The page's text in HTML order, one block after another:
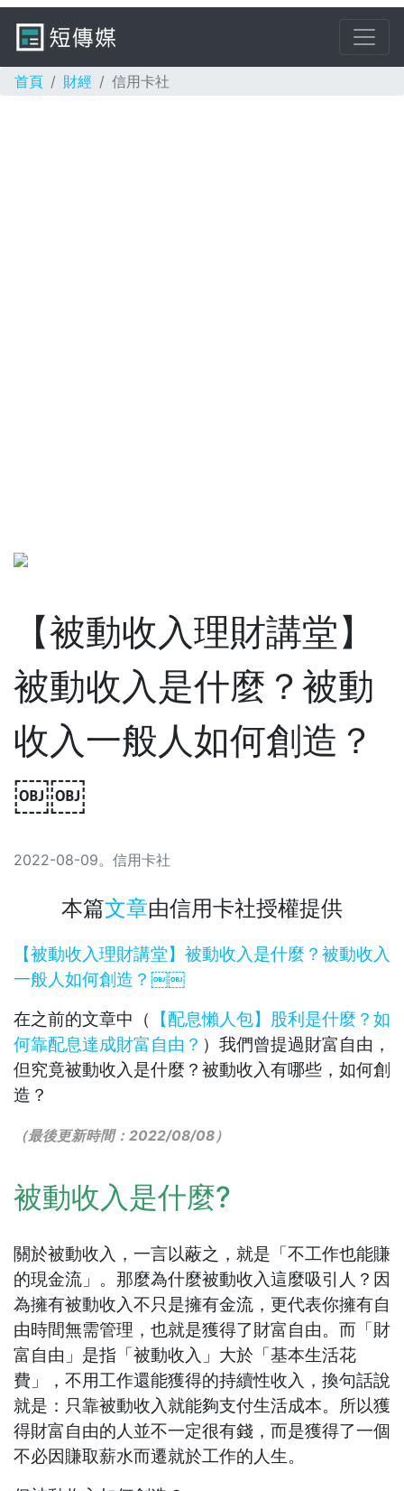
首頁 財經 信用卡社
【被動收入理財講堂】
被動收入是什麼？被動
收入一般人如何創造？
￼￼
2022-08-09。 信用卡社
本篇文章由信用卡社授權提供
【被動收入理財講堂】被動收入是什麼？被動收入
一般人如何創造？￼￼
在之前的文章中（
【配息懶人包】股利是什麼？如
何靠配息達成財富自由？ ）我們曾提過財富自由，
但究竟被動收入是什麼？被動收入有哪些，如何創
造？
（最後更新時間：2022/08/08）
被動收入是什麼?
關於被動收入，一言以蔽之，就是「不工作也能賺
的現金流」。那麼為什麼被動收入這麼吸引人？因
為擁有被動收入不只是擁有金流，更代表你擁有自
由時間無需管理，也就是獲得了財富自由。而「財
富自由」是指「被動收入」大於「基本生活花
費」，不用工作還能獲得的持續性收入，換句話說
就是：只靠被動收入就能夠支付生活成本。所以獲
得財富自由的人並不一定很有錢，而是獲得了一個
不必因賺取薪水而遷就於工作的人生。